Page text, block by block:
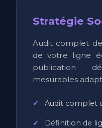
Stratégie
Audit complet
de votre ligne
publication
mesurables
Audit complet
Définition de